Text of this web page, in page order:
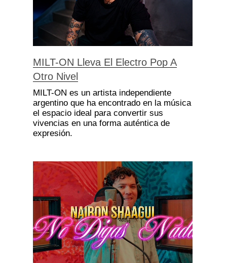
MILT-ON Lleva El Electro Pop A
Otro Nivel
MILT-ON es un artista independiente
argentino que ha encontrado en la música
el espacio ideal para convertir sus
vivencias en una forma auténtica de
expresión.